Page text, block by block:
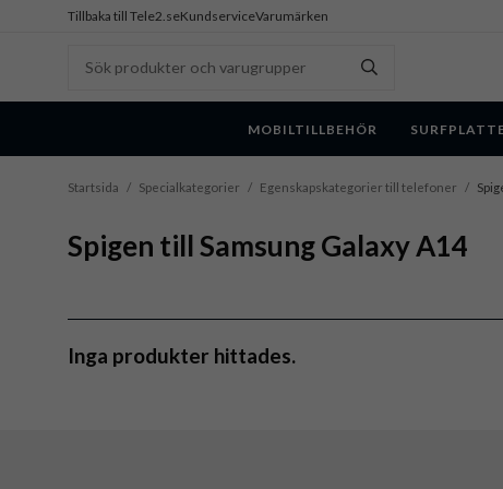
Tillbaka till Tele2.seKundserviceVarumärken
MOBILTILLBEHÖR
Startsida / Specialkategorier / Egenskapskategorier till telefoner /
Spigen till Samsung Galaxy A14
Inga produkter hittades.